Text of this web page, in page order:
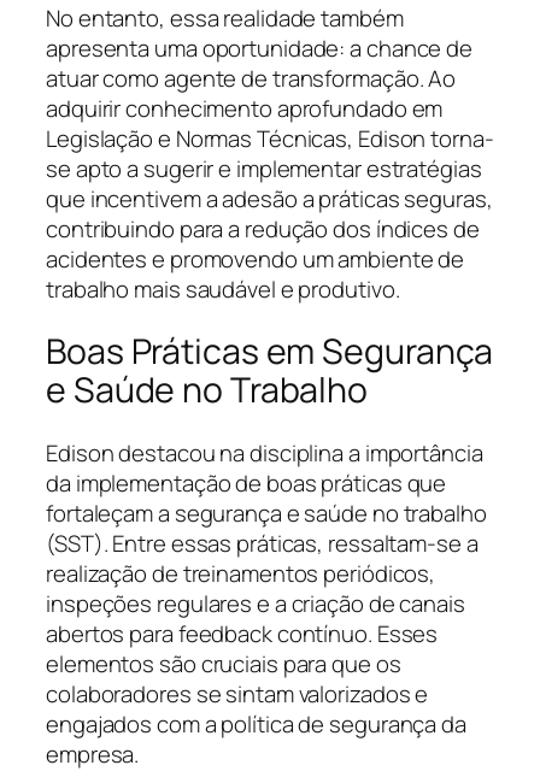
No entanto, essa realidade também
apresenta uma oportunidade: a chance de
atuar como agente de transformação. Ao
adquirir conhecimento aprofundado em
Legislação e Normas Técnicas, Edison torna-
se apto a sugerir e implementar estratégias
que incentivem a adesão a práticas seguras,
contribuindo para a redução dos índices de
acidentes e promovendo um ambiente de
trabalho mais saudável e produtivo.
Boas Práticas em Segurança
e Saúde no Trabalho
Edison destacou na disciplina a importância
da implementação de boas práticas que
fortaleçam a segurança e saúde no trabalho
(SST). Entre essas práticas, ressaltam-se a
realização de treinamentos periódicos,
inspeções regulares e a criação de canais
abertos para feedback contínuo. Esses
elementos são cruciais para que os
colaboradores se sintam valorizados e
engajados com a política de segurança da
empresa.